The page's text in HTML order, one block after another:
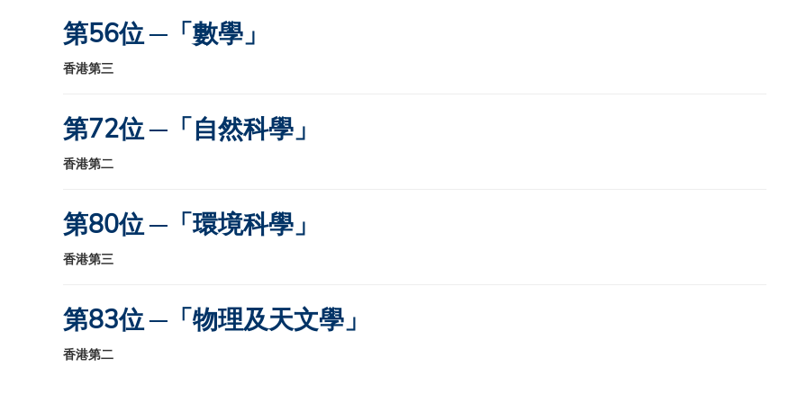
第56位 ─「數學」
香港第三
第72位 ─「自然科學」
香港第二
第80位 ─「環境科學」
香港第三
第83位 ─「物理及天文學」
香港第二